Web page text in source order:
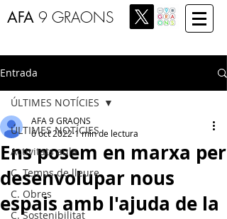
AFA 9 GRAONS
Entrada
ÚLTIMES NOTÍCIES
Activitats aula
C. Temps de lleure
C. Obres
C. Sostenibilitat
ÚLTIMES NOTÍCIES
Ens posem en marxa per
desenvolupar nous
espais amb l'ajuda de la
AFA 9 GRAONS
6 oct 2022 1 min de lectura